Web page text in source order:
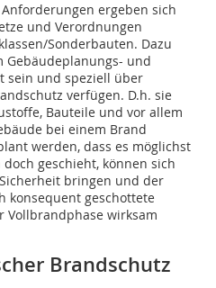
ergeben sich
und Verordnungen
Sonderbauten. Dazu
Gebäudeplanungs- und
sein und speziell über
verfügen. D.h. sie
Bauteile und vor allem
bei einem Brand
werden, dass es möglichst
geschieht, können sich
bringen und der
konsequent geschottete
Vollbrandphase wirksam
Brandschutz